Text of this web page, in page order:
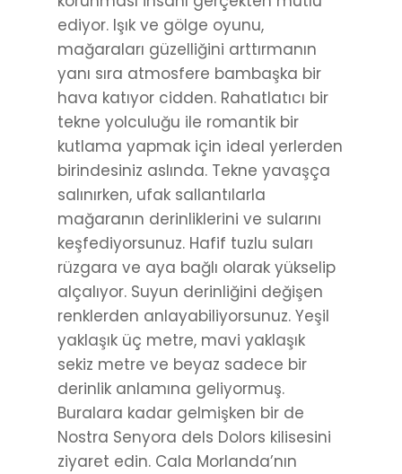
ediyor. Işık ve gölge oyunu,
mağaraları güzelliğini arttırmanın
yanı sıra atmosfere bambaşka bir
hava katıyor cidden. Rahatlatıcı bir
tekne yolculuğu ile romantik bir
kutlama yapmak için ideal yerlerden
birindesiniz aslında. Tekne yavaşça
salınırken, ufak sallantılarla
mağaranın derinliklerini ve sularını
keşfediyorsunuz. Hafif tuzlu suları
rüzgara ve aya bağlı olarak yükselip
alçalıyor. Suyun derinliğini değişen
renklerden anlayabiliyorsunuz. Yeşil
yaklaşık üç metre, mavi yaklaşık
sekiz metre ve beyaz sadece bir
derinlik anlamına geliyormuş.
Buralara kadar gelmişken bir de
Nostra Senyora dels Dolors kilisesini
ziyaret edin. Cala Morlanda’nın